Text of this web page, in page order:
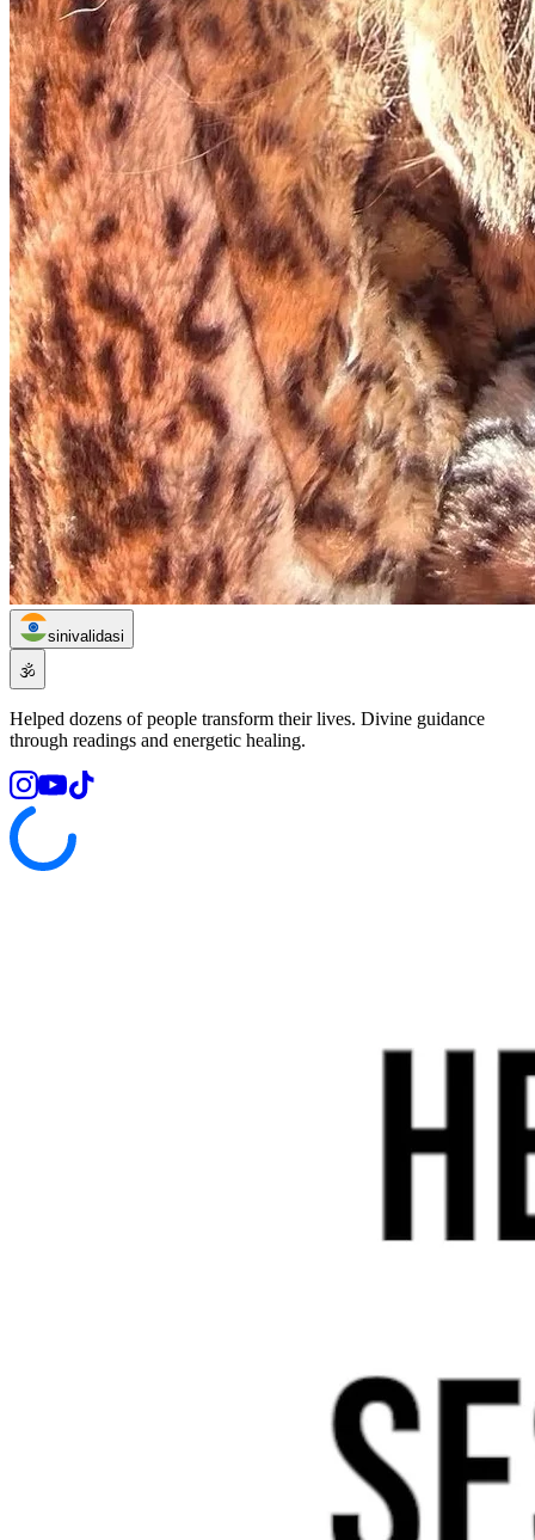
sinivalidasi
🕉️
Helped dozens of people transform their lives. Divine guidance
through readings and energetic healing.